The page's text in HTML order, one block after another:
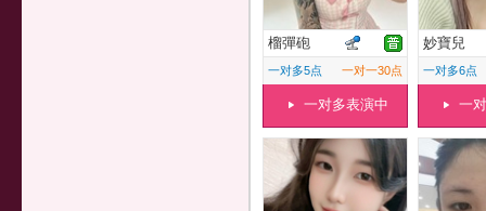
榴彈砲
一对多5点 一对一30点
一对多表演中
妙寶兒
一对多6点
一